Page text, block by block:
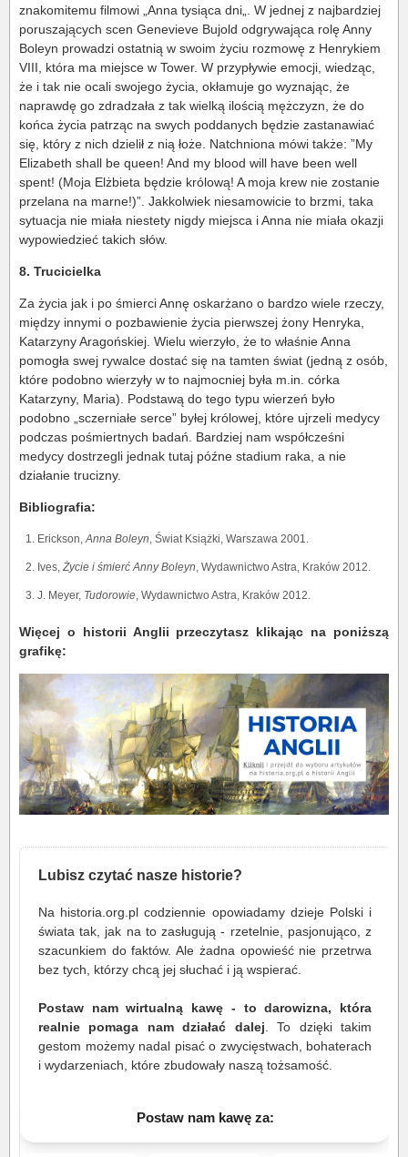
znakomitemu filmowi „Anna tysiąca dni„. W jednej z najbardziej
poruszających scen Genevieve Bujold odgrywająca rolę Anny
Boleyn prowadzi ostatnią w swoim życiu rozmowę z Henrykiem
VIII, która ma miejsce w Tower. W przypływie emocji, wiedząc,
że i tak nie ocali swojego życia, okłamuje go wyznając, że
naprawdę go zdradzała z tak wielką ilością mężczyzn, że do
końca życia patrząc na swych poddanych będzie zastanawiać
się, który z nich dzielił z nią łoże. Natchniona mówi także: ”My
Elizabeth shall be queen! And my blood will have been well
spent! (Moja Elżbieta będzie królową! A moja krew nie zostanie
przelana na marne!)”. Jakkolwiek niesamowicie to brzmi, taka
sytuacja nie miała niestety nigdy miejsca i Anna nie miała okazji
wypowiedzieć takich słów.
8. Trucicielka
Za życia jak i po śmierci Annę oskarżano o bardzo wiele rzeczy,
między innymi o pozbawienie życia pierwszej żony Henryka,
Katarzyny Aragońskiej. Wielu wierzyło, że to właśnie Anna
pomogła swej rywalce dostać się na tamten świat (jedną z osób,
które podobno wierzyły w to najmocniej była m.in. córka
Katarzyny, Maria). Podstawą do tego typu wierzeń było
podobno „sczerniałe serce” byłej królowej, które ujrzeli medycy
podczas pośmiertnych badań. Bardziej nam współcześni
medycy dostrzegli jednak tutaj późne stadium raka, a nie
działanie trucizny.
Bibliografia:
Erickson,Anna Boleyn, Świat Książki, Warszawa 2001.
Ives, Życie i śmierć Anny Boleyn, Wydawnictwo Astra, Kraków 2012.
J. Meyer, Tudorowie, Wydawnictwo Astra, Kraków 2012.
Więcej o historii Anglii przeczytasz klikając na poniższą
grafikę:
Lubisz czytać nasze historie?
Na historia.org.pl codziennie opowiadamy dzieje Polski i
świata tak, jak na to zasługują - rzetelnie, pasjonująco, z
szacunkiem do faktów. Ale żadna opowieść nie przetrwa
bez tych, którzy chcą jej słuchać i ją wspierać.
Postaw nam wirtualną kawę - to darowizna, która
realnie pomaga nam działać dalej . To dzięki takim
gestom możemy nadal pisać o zwycięstwach, bohaterach
i wydarzeniach, które zbudowały naszą tożsamość.
Postaw nam kawę za: